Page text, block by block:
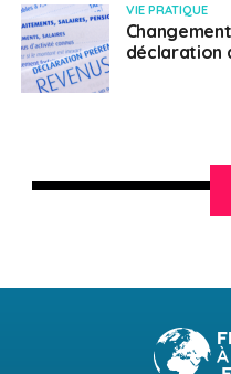
VIE PRATIQUE
déclaration